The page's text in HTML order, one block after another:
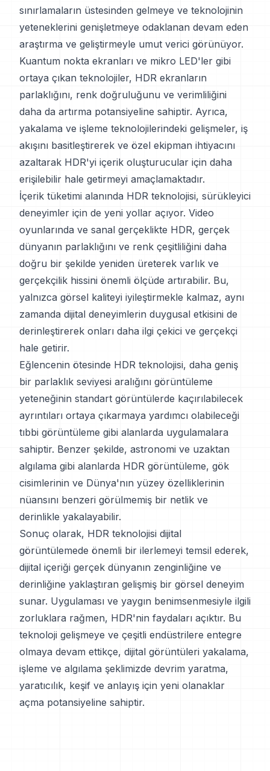
sınırlamaların üstesinden gelmeye ve teknolojinin
yeteneklerini genişletmeye odaklanan devam eden
araştırma ve geliştirmeyle umut verici görünüyor.
Kuantum nokta ekranları ve mikro LED'ler gibi
ortaya çıkan teknolojiler, HDR ekranların
parlaklığını, renk doğruluğunu ve verimliliğini
daha da artırma potansiyeline sahiptir. Ayrıca,
yakalama ve işleme teknolojilerindeki gelişmeler, iş
akışını basitleştirerek ve özel ekipman ihtiyacını
azaltarak HDR'yi içerik oluşturucular için daha
erişilebilir hale getirmeyi amaçlamaktadır.
İçerik tüketimi alanında HDR teknolojisi, sürükleyici
deneyimler için de yeni yollar açıyor. Video
oyunlarında ve sanal gerçeklikte HDR, gerçek
dünyanın parlaklığını ve renk çeşitliliğini daha
doğru bir şekilde yeniden üreterek varlık ve
gerçekçilik hissini önemli ölçüde artırabilir. Bu,
yalnızca görsel kaliteyi iyileştirmekle kalmaz, aynı
zamanda dijital deneyimlerin duygusal etkisini de
derinleştirerek onları daha ilgi çekici ve gerçekçi
hale getirir.
Eğlencenin ötesinde HDR teknolojisi, daha geniş
bir parlaklık seviyesi aralığını görüntüleme
yeteneğinin standart görüntülerde kaçırılabilecek
ayrıntıları ortaya çıkarmaya yardımcı olabileceği
tıbbi görüntüleme gibi alanlarda uygulamalara
sahiptir. Benzer şekilde, astronomi ve uzaktan
algılama gibi alanlarda HDR görüntüleme, gök
cisimlerinin ve Dünya'nın yüzey özelliklerinin
nüansını benzeri görülmemiş bir netlik ve
derinlikle yakalayabilir.
Sonuç olarak, HDR teknolojisi dijital
görüntülemede önemli bir ilerlemeyi temsil ederek,
dijital içeriği gerçek dünyanın zenginliğine ve
derinliğine yaklaştıran gelişmiş bir görsel deneyim
sunar. Uygulaması ve yaygın benimsenmesiyle ilgili
zorluklara rağmen, HDR'nin faydaları açıktır. Bu
teknoloji gelişmeye ve çeşitli endüstrilere entegre
olmaya devam ettikçe, dijital görüntüleri yakalama,
işleme ve algılama şeklimizde devrim yaratma,
yaratıcılık, keşif ve anlayış için yeni olanaklar
açma potansiyeline sahiptir.